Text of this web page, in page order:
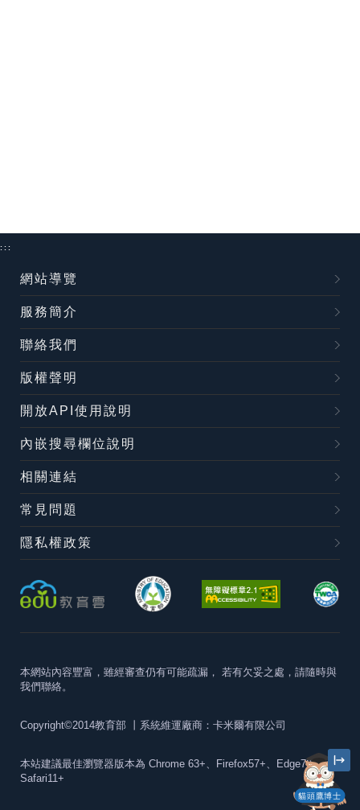
貓頭鷹博士
:::
網站導覽
服務簡介
聯絡我們
版權聲明
開放API使用說明
內嵌搜尋欄位說明
相關連結
常見問題
隱私權政策
本網站內容豐富，雖經審查仍有可能疏漏， 若有欠妥之處，請隨時與
我們聯絡。
Copyright©2014教育部 丨系統維運廠商：卡米爾有限公司
本站建議最佳瀏覽器版本為 Chrome 63+、Firefox57+、Edge79+及
Safari11+